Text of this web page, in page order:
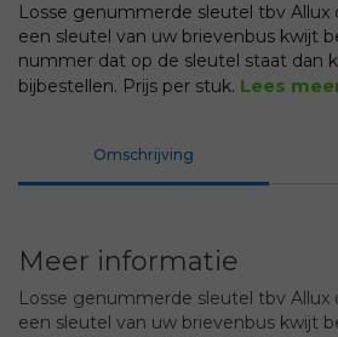
Losse genummerde sleutel tbv Allux
een sleutel van uw brievenbus kwijt
nummer dat op de sleutel staat dan
bijbestellen. Prijs per stuk. Lees
Omschrijving
Meer informatie
Losse genummerde sleutel tbv Allux
een sleutel van uw brievenbus kwijt